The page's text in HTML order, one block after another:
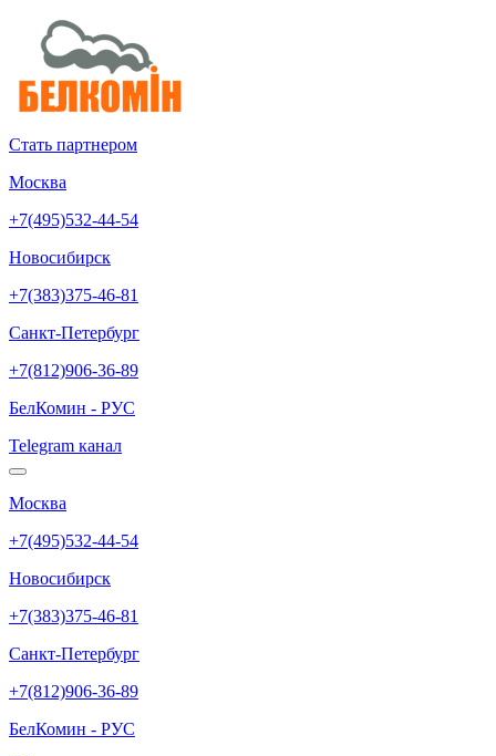
Стать партнером
Москва
+7(495)532-44-54
Новосибирск
+7(383)375-46-81
Санкт-Петербург
+7(812)906-36-89
БелКомин - РУС
Telegram канал
Москва
+7(495)532-44-54
Новосибирск
+7(383)375-46-81
Санкт-Петербург
+7(812)906-36-89
БелКомин - РУС